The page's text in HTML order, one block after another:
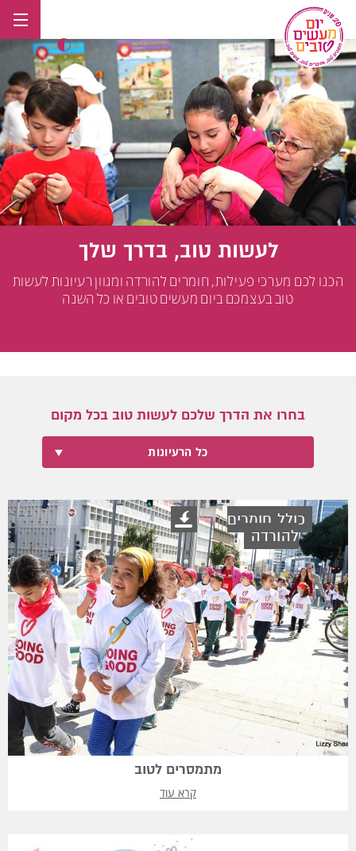
לתוכן
לעשות טוב, בדרך שלך
הכנו לכם מערכי פעילות, חומרים להורדה ומגוון רעיונות לעשות
טוב בעצמכם ביום מעשים טובים או כל השנה
בחרו את הדרך שלכם לעשות טוב בכל מקום
כל הרעיונות
כולל חומרים
להורדה
מתמסרים לטוב
קרא עוד